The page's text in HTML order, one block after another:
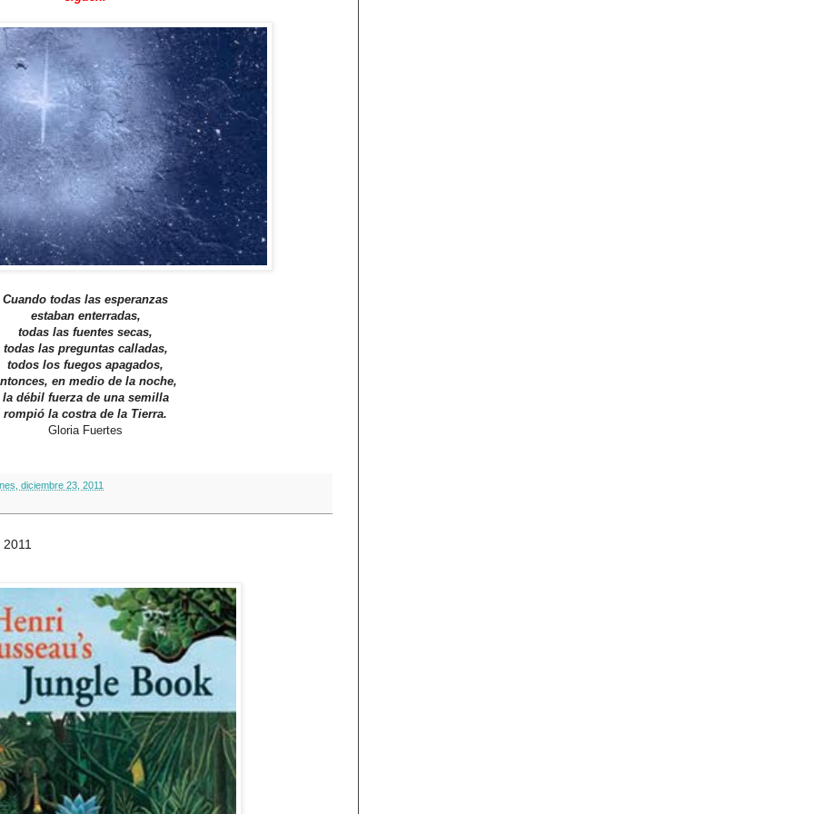
Cuando todas las esperanzas
estaban enterradas,
todas las fuentes secas,
todas las preguntas calladas,
todos los fuegos apagados,
en medio de la noche,
la débil fuerza de una semilla
rompió la costra de la Tierra.
Gloria Fuertes
diciembre 23, 2011